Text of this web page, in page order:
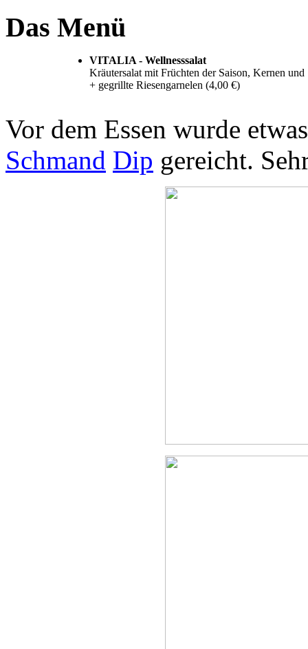
Das Menü
VITALIA - Wellnesssalat
Kräutersalat mit Früchten der Saison, Kernen
+ gegrillte Riesengarnelen (4,00 €)
Vor dem Essen wurde
Schmand Dip gereicht.